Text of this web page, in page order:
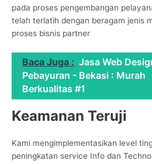
pada proses pengembangan
telah terlatih dengan beragam jenis
proses bisnis partner
Baca Juga : Jasa Web
Pebayuran - Bekasi : Murah
Berkualitas #1
Keamanan Teruji
Kami mengimplementasikan level
peningkatan service Info dan